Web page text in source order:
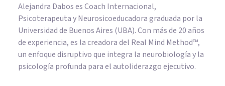
Alejandra Dabos es Coach Internacional,
Psicoterapeuta y Neurosicoeducadora graduada por la
Universidad de Buenos Aires (UBA). Con más de 20 años
de experiencia, es la creadora del Real Mind Method™,
un enfoque disruptivo que integra la neurobiología y la
psicología profunda para el autoliderazgo ejecutivo.